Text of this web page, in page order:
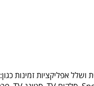
ושלל אפליקציות זמינות כגון: